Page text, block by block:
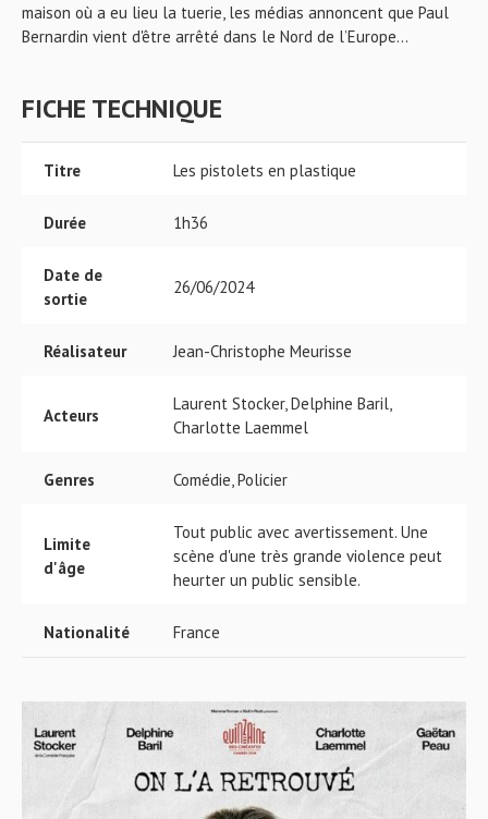
maison où a eu lieu la tuerie, les médias annoncent que Paul
Bernardin vient d'être arrêté dans le Nord de l’Europe…
FICHE TECHNIQUE
Titre Les pistolets en plastique
Durée 1h36
Date de
sortie
26/06/2024
Réalisateur Jean-Christophe Meurisse
Acteurs
Laurent Stocker, Delphine Baril,
Charlotte Laemmel
Genres Comédie, Policier
Limite
d'âge
Tout public avec avertissement. Une
scène d'une très grande violence peut
heurter un public sensible.
Nationalité France